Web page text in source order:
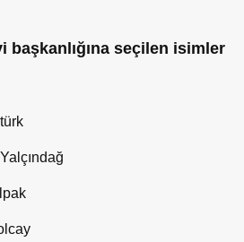
başkanlığına seçilen isimler